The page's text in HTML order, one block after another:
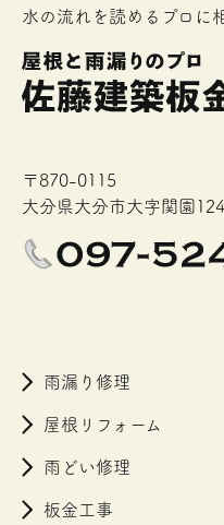
水の流れを読めるプロに
〒870-0115
大分県大分市大字関園
雨漏り修理
屋根リフォーム
雨どい修理
板金工事